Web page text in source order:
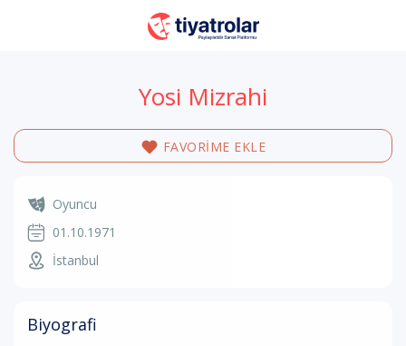
Yosi Mizrahi
FAVORİME EKLE
Oyuncu
01.10.1971
İstanbul
Biyografi